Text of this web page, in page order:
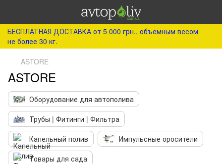
БЕСПЛАТНАЯ ДОСТАВКА от 5 000 грн., объемным весом
не более 30 кг.
ASTORE
ASTORE
Оборудование для автополива
Трубы | Фитинги | Фильтра
Капельный полив
Импульсные оросители
Товары для сада